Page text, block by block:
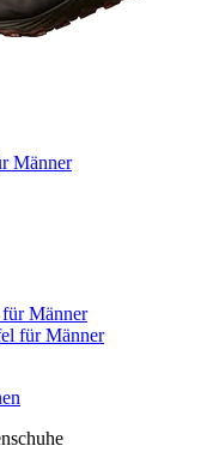
Männer
Männer
für Männer